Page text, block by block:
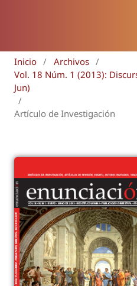
Inicio / Archivos /
Vol. 18 Núm. 1 (2013):
Jun)
/
Artículo de Investigación